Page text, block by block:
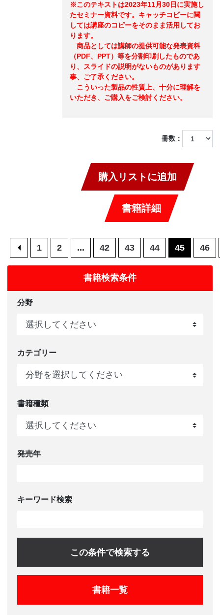
※このテキストは2023年11月30日に実施し
たセミナー資料です。キャッチコピーに関
しては講座のコピーをそのまま活用してお
ります。
商品としては講師の提供可能な発表資料
（PDF、PPT）等を分割印刷したものであ
り、スライドの説明がないものがあります
事、ご了承ください。
こういった製品の性質上、十分に理解を
いただき、ご購入をご検討ください。
冊数：
購入リストに追加
書籍詳細
< 1 2 ... 42 43 44 45 46
書籍検索条件
分野
カテゴリー
書籍種類
発売年
キーワード検索
この条件で検索する
書籍一覧